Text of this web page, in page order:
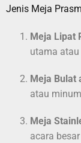
Jenis Meja
Meja Lipat
utama
Meja Bulat
atau
Meja
acara